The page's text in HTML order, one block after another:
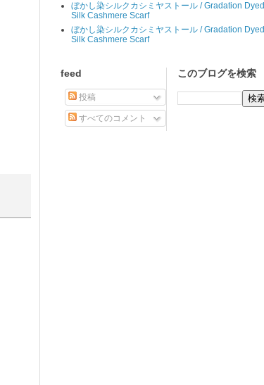
ぼかし染シルクカシミヤストール / Gradation Dyed
Silk Cashmere Scarf
ぼかし染シルクカシミヤストール / Gradation Dyed
Silk Cashmere Scarf
feed
投稿
すべてのコメント
このブログを検索